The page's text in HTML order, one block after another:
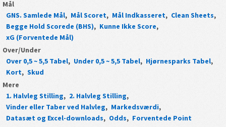
Mål
GNS. Samlede Mål, Mål Scoret, Mål Indkasseret, Clean Sheets,
Begge Hold Scorede (BHS), Kunne Ikke Score,
xG (Forventede Mål)
Over/Under
Over 0,5 ~ 5,5 Tabel, Under 0,5 ~ 5,5 Tabel, Hjørnesparks Tabel,
Kort, Skud
Mere
1. Halvleg Stilling, 2. Halvleg Stilling,
Vinder eller Taber ved Halvleg, Markedsværdi,
Datasæt og Excel-downloads, Odds, Forventede Point